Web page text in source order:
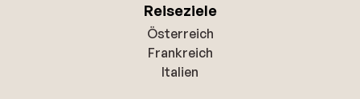
Reiseziele
Österreich
Frankreich
Italien